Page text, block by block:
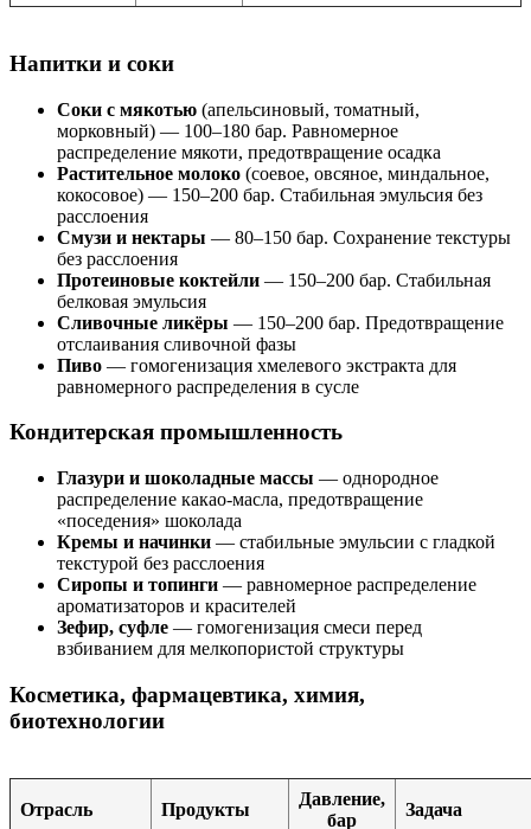
Напитки и соки
Соки с мякотью (апельсиновый, томатный,
морковный) — 100–180 бар. Равномерное
распределение мякоти, предотвращение осадка
Растительное молоко (соевое, овсяное, миндальное,
кокосовое) — 150–200 бар. Стабильная эмульсия без
расслоения
Смузи и нектары — 80–150 бар. Сохранение текстуры
без расслоения
Протеиновые коктейли — 150–200 бар. Стабильная
белковая эмульсия
Сливочные ликёры — 150–200 бар. Предотвращение
отслаивания сливочной фазы
Пиво — гомогенизация хмелевого экстракта для
равномерного распределения в сусле
Кондитерская промышленность
Глазури и шоколадные массы — однородное
распределение какао-масла, предотвращение
«поседения» шоколада
Кремы и начинки — стабильные эмульсии с гладкой
текстурой без расслоения
Сиропы и топинги — равномерное распределение
ароматизаторов и красителей
Зефир, суфле — гомогенизация смеси перед
взбиванием для мелкопористой структуры
Косметика, фармацевтика, химия,
биотехнологии
Отрасль Продукты
Давление,
бар
Задача